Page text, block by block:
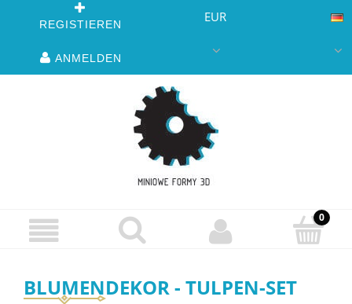
REGISTIEREN
ANMELDEN
EUR
BLUMENDEKOR - TULPEN-SET